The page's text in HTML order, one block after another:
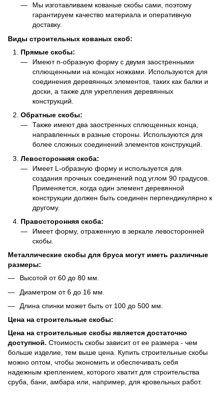
Мы изготавливаем кованые скобы сами, поэтому
гарантируем качество материала и оперативную
доставку.
Виды строительных кованых скоб:
Прямые скобы:
Имеют п-образную форму с двумя заостренными
сплющенными на концах ножками. Используются для
соединения деревянных элементов, таких как балки и
доски, а также для укрепления деревянных
конструкций.
Обратные скобы:
Также имеют два заостренных сплющенных конца,
направленных в разные стороны. Используются для
более сложных соединений элементов конструкций.
Левосторонняя скоба:
Имеет L-образную форму и используется для
создания прочных соединений под углом 90 градусов.
Применяется, когда один элемент деревянной
конструкции должен быть соединен перпендикулярно к
другому.
Правосторонняя скоба:
Имеет форму, отраженную в зеркале левосторонней
скобы.
Металлические скобы для бруса могут иметь различные
размеры:
Высотой от 60 до 80 мм.
Диаметром от 6 до 16 мм.
Длина спинки может быть от 100 до 500 мм.
Цена на строительные скобы:
Цена на строительные скобы является достаточно
доступной. Стоимость скобы зависит от ее размера - чем
больше изделие, тем выше цена. Купить строительные скобы
можно оптом, чтобы экономить и обеспечивать себя
надежным креплением, которого хватит для строительства
сруба, бани, амбара или, например, для кровельных работ.